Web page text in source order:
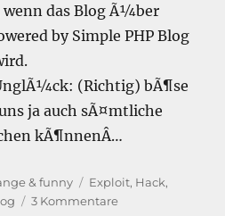
das Blog Ã¼ber
by Simple PHP Blog
(Richtig) bÃ¶se
ja auch sÃ¤mtliche
kÃ¶nnenÂ…
& funny Schlagwörter
Exploit, Hack,
3 Kommentarezu